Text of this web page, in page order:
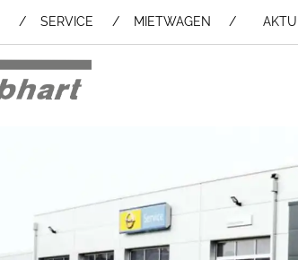
SERVICE MIETWAGEN /